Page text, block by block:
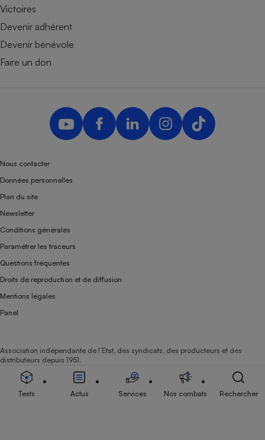
Victoires
Devenir adhérent
Devenir bénévole
Faire un don
Nous contacter
Données personnelles
Plan du site
Newsletter
Conditions générales
Paramétrer les traceurs
Questions fréquentes
Droits de reproduction et de diffusion
Mentions légales
Panel
Association indépendante de l’État, des syndicats, des producteurs et des
distributeurs depuis 1951.
Tests Actus Services Nos combats Rechercher